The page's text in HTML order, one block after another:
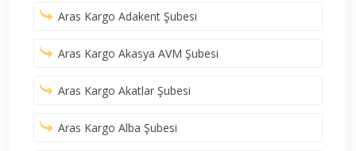
Aras Kargo Adakent Şubesi
Aras Kargo Akasya AVM Şubesi
Aras Kargo Akatlar Şubesi
Aras Kargo Alba Şubesi